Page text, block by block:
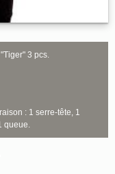
3 pcs.
: 1 serre-tête, 1
queue.